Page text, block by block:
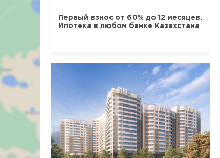
Первый взнос от 60% до 12 месяцев.
Ипотека в любом банке Казахстана